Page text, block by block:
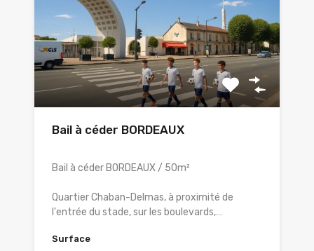
Bail à céder BORDEAUX
Bail à céder BORDEAUX / 50m²
Quartier Chaban-Delmas, à proximité de
l'entrée du stade, sur les boulevards,…
Surface